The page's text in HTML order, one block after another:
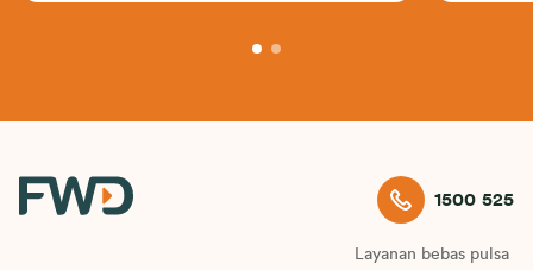
1500 525
Layanan bebas pulsa